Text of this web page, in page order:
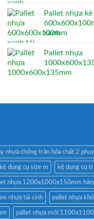
Pallet nhựa kê
xanh
Pallet nhựa
nhựa chống tràn hóa chất 2 phuy
kệ dụng cụ size m kệ dụng cụ
nhựa 1200x1000x150mm
nhựa tái sinh pallet nhựa
pallet nhựa mới